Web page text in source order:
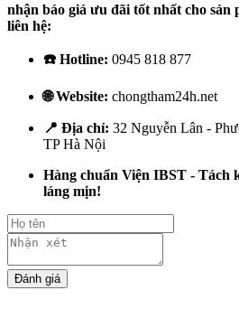
nhận báo giá ưu đãi tốt nhất cho sản
liên hệ:
☎️ Hotline: 0945 818 877
🌐 Website: chongtham24h.net
📍 Địa chỉ: 32 Nguyễn Lân -
TP Hà Nội
Hàng chuẩn Viện IBST - Tách
láng mịn!